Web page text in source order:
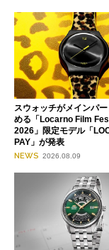
スウォッチがメインパ
める「Locarno Film
2026」限定モデル「
PAY」が発表
NEWS 2026.08.09